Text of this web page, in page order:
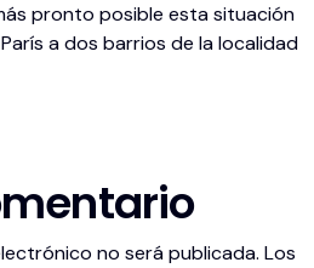
pronto posible esta situación
a dos barrios de la localidad
no será publicada. Los